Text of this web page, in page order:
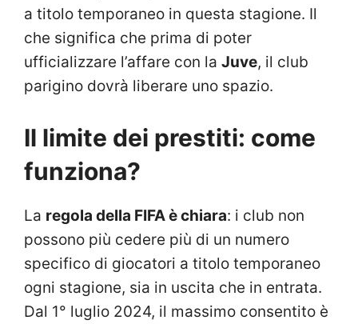
a titolo temporaneo in questa stagione. Il
che significa che prima di poter
ufficializzare l’affare con la Juve, il club
parigino dovrà liberare uno spazio.
Il limite dei prestiti: come
funziona?
La regola della FIFA è chiara: i club non
possono più cedere più di un numero
specifico di giocatori a titolo temporaneo
ogni stagione, sia in uscita che in entrata.
Dal 1° luglio 2024, il massimo consentito è